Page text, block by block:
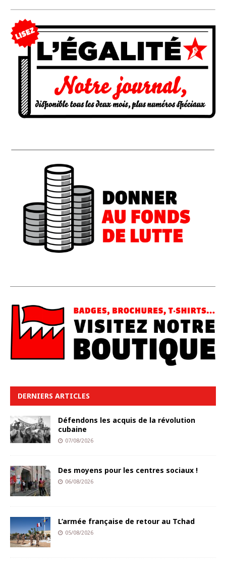
DERNIERS ARTICLES
Défendons les acquis de la révolution
cubaine
07/08/2026
Des moyens pour les centres sociaux !
06/08/2026
L’armée française de retour au Tchad
05/08/2026